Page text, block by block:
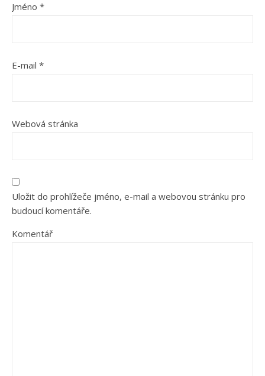
Jméno *
E-mail *
Webová stránka
Uložit do prohlížeče jméno, e-mail a webovou stránku pro
budoucí komentáře.
Komentář